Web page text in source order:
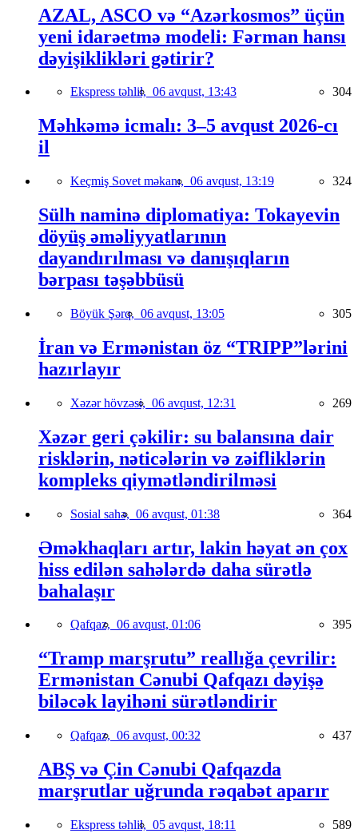
AZAL, ASCO və “Azərkosmos” üçün
yeni idarəetmə modeli: Fərman hansı
dəyişiklikləri gətirir?
Ekspress təhlil, 06 avqust, 13:43 304
Məhkəmə icmalı: 3–5 avqust 2026-cı
il
Keçmiş Sovet məkanı, 06 avqust, 13:19 324
Sülh naminə diplomatiya: Tokayevin
döyüş əməliyyatlarının
dayandırılması və danışıqların
bərpası təşəbbüsü
Böyük Şərq, 06 avqust, 13:05 305
İran və Ermənistan öz “TRIPP”lərini
hazırlayır
Xəzər hövzəsi, 06 avqust, 12:31 269
Xəzər geri çəkilir: su balansına dair
risklərin, nəticələrin və zəifliklərin
kompleks qiymətləndirilməsi
Sosial sahə, 06 avqust, 01:38 364
Əməkhaqları artır, lakin həyat ən çox
hiss edilən sahələrdə daha sürətlə
bahalaşır
Qafqaz, 06 avqust, 01:06 395
“Tramp marşrutu” reallığa çevrilir:
Ermənistan Cənubi Qafqazı dəyişə
biləcək layihəni sürətləndirir
Qafqaz, 06 avqust, 00:32 437
ABŞ və Çin Cənubi Qafqazda
marşrutlar uğrunda rəqabət aparır
Ekspress təhlil, 05 avqust, 18:11 589